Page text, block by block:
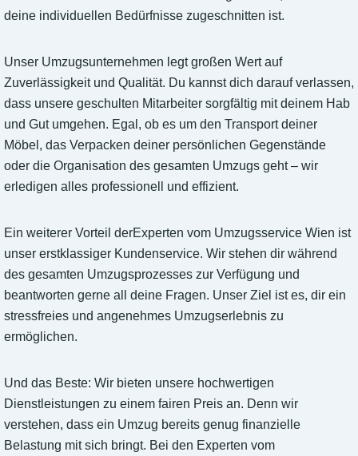
deine individuellen Bedürfnisse zugeschnitten ist.
Unser Umzugsunternehmen legt großen Wert auf
Zuverlässigkeit und Qualität. Du kannst dich darauf verlassen,
dass unsere geschulten Mitarbeiter sorgfältig mit deinem Hab
und Gut umgehen. Egal, ob es um den Transport deiner
Möbel, das Verpacken deiner persönlichen Gegenstände
oder die Organisation des gesamten Umzugs geht – wir
erledigen alles professionell und effizient.
Ein weiterer Vorteil derExperten vom Umzugsservice Wien ist
unser erstklassiger Kundenservice. Wir stehen dir während
des gesamten Umzugsprozesses zur Verfügung und
beantworten gerne all deine Fragen. Unser Ziel ist es, dir ein
stressfreies und angenehmes Umzugserlebnis zu
ermöglichen.
Und das Beste: Wir bieten unsere hochwertigen
Dienstleistungen zu einem fairen Preis an. Denn wir
verstehen, dass ein Umzug bereits genug finanzielle
Belastung mit sich bringt. Bei den Experten vom